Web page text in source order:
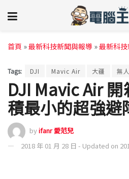
首頁 »最新科技新聞與報導 »最新科
Tags: DJI Mavic Air 大疆 無
DJI Mavic Air
積最小的超強避
byifanr 愛范兒
2018 年 01 月 28 日 - Updated on